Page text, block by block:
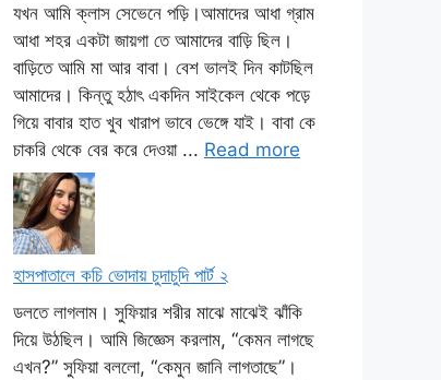
যখন আমি ক্লাস সেভেনে পড়ি।আমাদের আধা গ্রাম
আধা শহর একটা জায়গা তে আমাদের বাড়ি ছিল।
বাড়িতে আমি মা আর বাবা। বেশ ভালই দিন কাটছিল
আমাদের। কিন্তু হঠাৎ একদিন সাইকেল থেকে পড়ে
গিয়ে বাবার হাত খুব খারাপ ভাবে ভেঙ্গে যাই। বাবা কে
চাকরি থেকে বের করে দেওয়া ... Read more
হাসপাতালে কচি ভোদায় চুদাচুদি পার্ট ২
ডলতে লাগলাম। সুফিয়ার শরীর মাঝে মাঝেই ঝাঁকি
দিয়ে উঠছিল। আমি জিজ্ঞেস করলাম, “কেমন লাগছে
এখন?” সুফিয়া বললো, “কেমুন জানি লাগতাছে”।